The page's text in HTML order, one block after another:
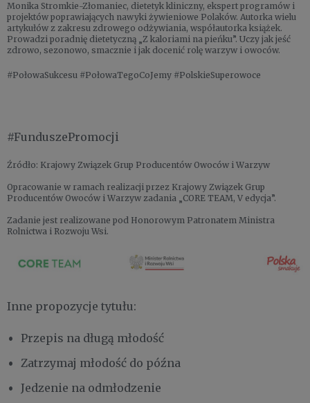
Monika Stromkie-Złomaniec, dietetyk kliniczny, ekspert programów i
projektów poprawiających nawyki żywieniowe Polaków. Autorka wielu
artykułów z zakresu zdrowego odżywiania, współautorka książek.
Prowadzi poradnię dietetyczną „Z kaloriami na pieńku”. Uczy jak jeść
zdrowo, sezonowo, smacznie i jak docenić rolę warzyw i owoców.
#PołowaSukcesu #PołowaTegoCoJemy #PolskieSuperowoce
#FunduszePromocji
Źródło: Krajowy Związek Grup Producentów Owoców i Warzyw
Opracowanie w ramach realizacji przez Krajowy Związek Grup
Producentów Owoców i Warzyw zadania „CORE TEAM, V edycja”.
Zadanie jest realizowane pod Honorowym Patronatem Ministra
Rolnictwa i Rozwoju Wsi.
Inne propozycje tytułu:
Przepis na długą młodość
Zatrzymaj młodość do późna
Jedzenie na odmłodzenie